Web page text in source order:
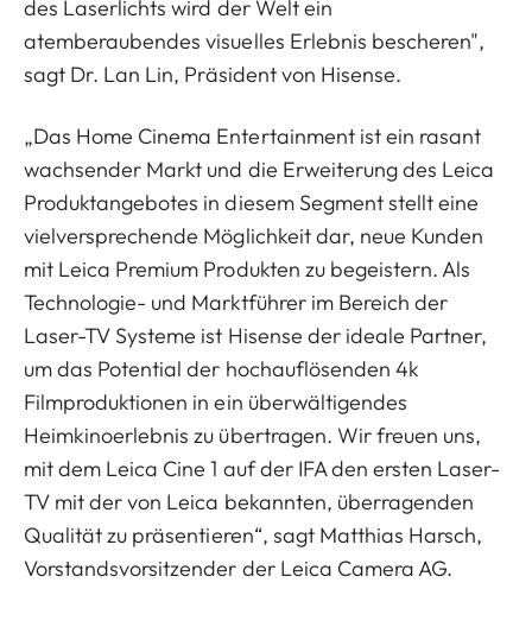
des Laserlichts wird der Welt ein
atemberaubendes visuelles Erlebnis bescheren",
sagt Dr. Lan Lin, Präsident von Hisense.
„Das Home Cinema Entertainment ist ein rasant
wachsender Markt und die Erweiterung des Leica
Produktangebotes in diesem Segment stellt eine
vielversprechende Möglichkeit dar, neue Kunden
mit Leica Premium Produkten zu begeistern. Als
Technologie- und Marktführer im Bereich der
Laser-TV Systeme ist Hisense der ideale Partner,
um das Potential der hochauflösenden 4k
Filmproduktionen in ein überwältigendes
Heimkinoerlebnis zu übertragen. Wir freuen uns,
mit dem Leica Cine 1 auf der IFA den ersten Laser-
TV mit der von Leica bekannten, überragenden
Qualität zu präsentieren“, sagt Matthias Harsch,
Vorstandsvorsitzender der Leica Camera AG.